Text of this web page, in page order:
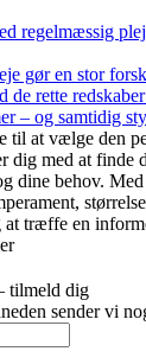
regelmæssig
gør en stor
de rette
– og samtidig
til at vælge den
dig med at finde
dine behov.
at træffe en
tilmeld dig
sender vi